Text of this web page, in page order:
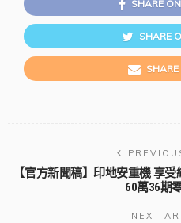
SHARE
SHARE
【官方新聞稿】印地安重機 享
60萬36期
NEXT